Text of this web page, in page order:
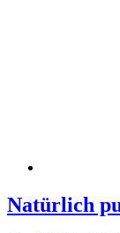
Natürlich